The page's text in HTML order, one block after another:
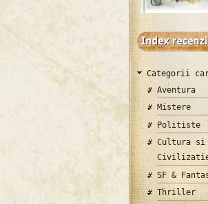
Categorii
Aventura
Mistere
Politiste
Cultura si
SF &
Thriller